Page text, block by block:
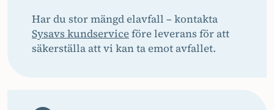
Har du stor mängd elavfall – kontakta
Sysavs kundserviceföre leverans för att
säkerställa att vi kan ta emot avfallet.